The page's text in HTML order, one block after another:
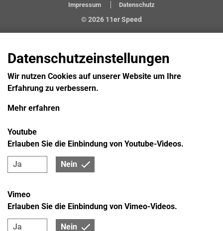
Impressum Datenschutz
© 2026 11er Speed
Datenschutzeinstellungen
Wir nutzen Cookies auf unserer Website um Ihre
Erfahrung zu verbessern.
Mehr erfahren
Ja Nein
Youtube
Erlauben Sie die Einbindung von Youtube-Videos.
Ja Nein
Vimeo
Erlauben Sie die Einbindung von Vimeo-Videos.